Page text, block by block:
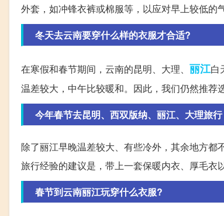
外套，如冲锋衣裤或棉服等，以应对早上较低的气
冬天去云南要穿什么样的衣服才合适?
在寒假和春节期间，云南的昆明、大理、 丽江白
温差较大，中午比较暖和。因此，我们仍然推荐
今年春节去昆明、西双版纳、丽江、大理旅
除了丽江早晚温差较大、有些冷外，其余地方
旅行经验的建议是，带上一套保暖内衣、厚毛衣
春节到云南丽江玩穿什么衣服?